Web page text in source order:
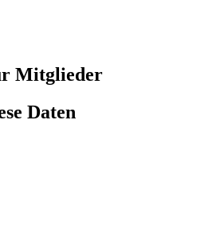
Mitglieder
Daten